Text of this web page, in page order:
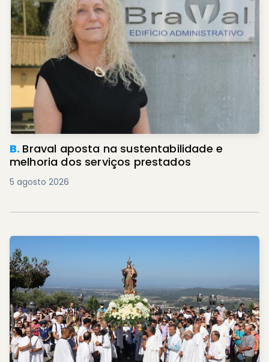
B. Braval aposta na sustentabilidade e
melhoria dos serviços prestados
5 agosto 2026